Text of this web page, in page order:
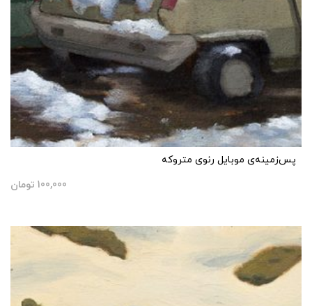
پس‌زمینه‌ی موبایل رنوی متروکه
100,000 تومان